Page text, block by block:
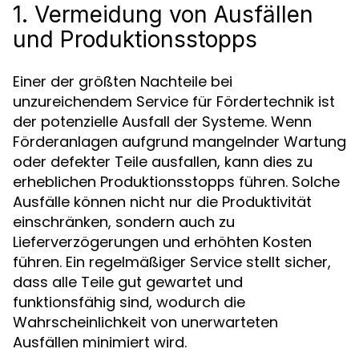
1. Vermeidung von Ausfällen
und Produktionsstopps
Einer der größten Nachteile bei
unzureichendem Service für Fördertechnik ist
der potenzielle Ausfall der Systeme. Wenn
Förderanlagen aufgrund mangelnder Wartung
oder defekter Teile ausfallen, kann dies zu
erheblichen Produktionsstopps führen. Solche
Ausfälle können nicht nur die Produktivität
einschränken, sondern auch zu
Lieferverzögerungen und erhöhten Kosten
führen. Ein regelmäßiger Service stellt sicher,
dass alle Teile gut gewartet und
funktionsfähig sind, wodurch die
Wahrscheinlichkeit von unerwarteten
Ausfällen minimiert wird.